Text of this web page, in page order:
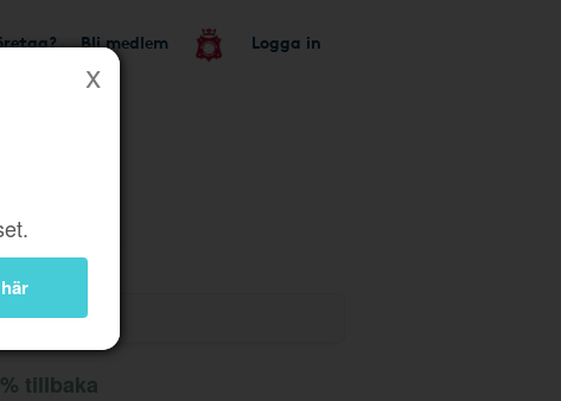
Bli medlem Logga in
tillbaka